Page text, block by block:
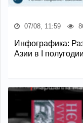
07/08, 11:59
Инфографика:
Азии в I